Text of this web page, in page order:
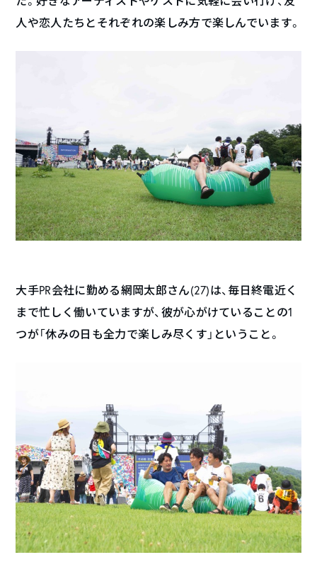
人や恋人たちとそれぞれの楽しみ方で楽しんでいます。
大手PR会社に勤める網岡太郎さん(27)は、毎日終電近く
まで忙しく働いていますが、彼が心がけていることの1
つが「休みの日も全力で楽しみ尽くす」ということ。